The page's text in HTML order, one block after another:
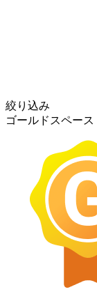
絞り込み
ゴールドスペース